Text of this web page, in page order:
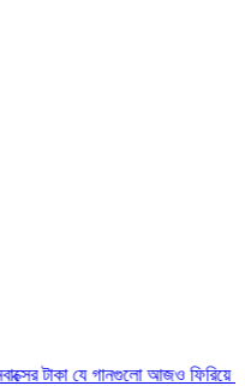
যে গানগুলো আজও ফিরিয়ে নেয়